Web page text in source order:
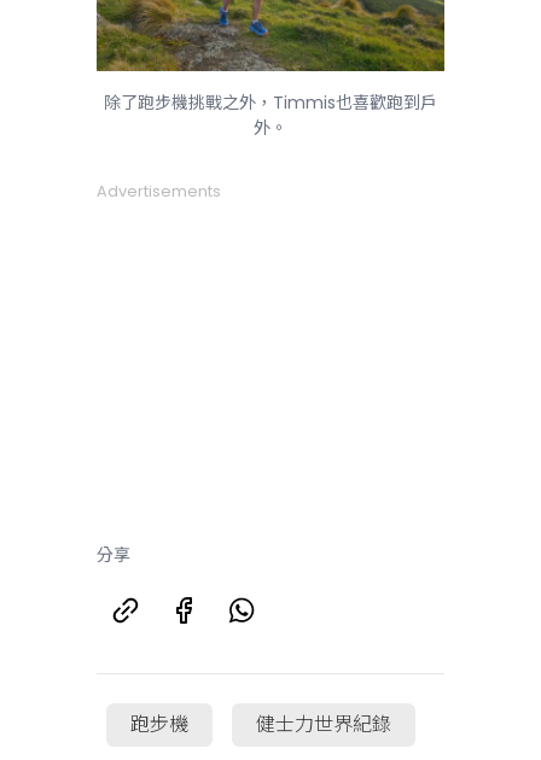
除了跑步機挑戰之外，Timmis也喜歡跑到戶
外。
Advertisements
分享
跑步機 健士力世界紀錄